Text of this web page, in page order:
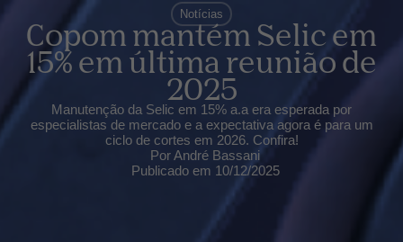
Notícias
Copom mantém Selic em
15% em última reunião de
2025
Manutenção da Selic em 15% a.a era esperada por
especialistas de mercado e a expectativa agora é para um
ciclo de cortes em 2026. Confira!
PorAndré Bassani
Publicado em 10/12/2025